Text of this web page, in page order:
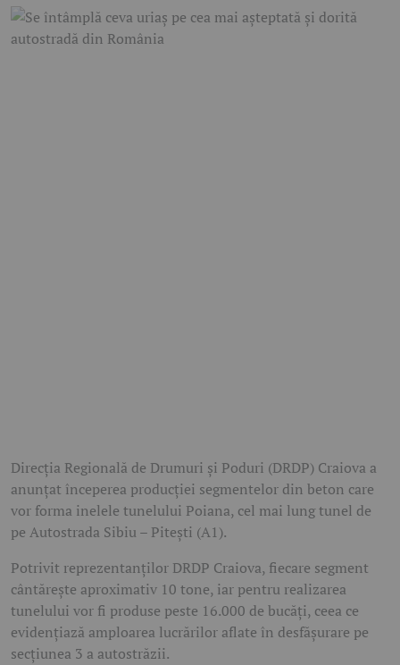
Direcția Regională de Drumuri și Poduri (DRDP) Craiova a
anunțat începerea producției segmentelor din beton care
vor forma inelele tunelului Poiana, cel mai lung tunel de
pe Autostrada Sibiu – Pitești (A1).
Potrivit reprezentanților DRDP Craiova, fiecare segment
cântărește aproximativ 10 tone, iar pentru realizarea
tunelului vor fi produse peste 16.000 de bucăți, ceea ce
evidențiază amploarea lucrărilor aflate în desfășurare pe
secțiunea 3 a autostrăzii.